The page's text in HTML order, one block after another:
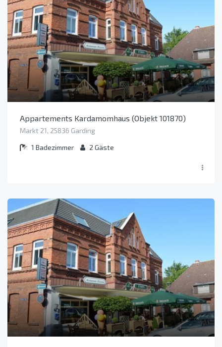
Appartements Kardamomhaus (Objekt 101870)
Markt 21, 25836 Garding
1 Badezimmer 2 Gäste